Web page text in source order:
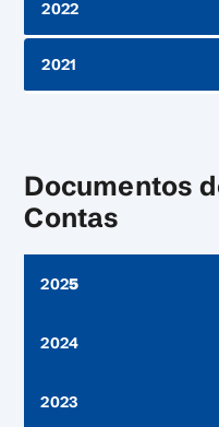
2022
2021
Documentos
Contas
2025
2024
2023